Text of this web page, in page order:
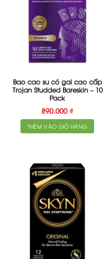
Bao cao su có gai cao cấp
Trojan Studded Bareskin – 10
Pack
890.000 ₫
THÊM VÀO GIỎ HÀNG